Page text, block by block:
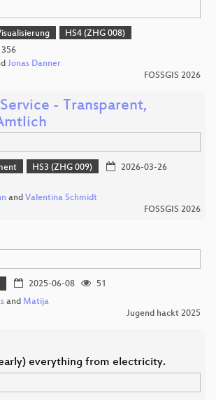
HS4 (ZHG 008)
356
Jonas Danner
FOSSGIS 2026
- Transparent,
HS3 (ZHG 009)
2026-03-26
and Valentina Schmidt
FOSSGIS 2026
2025-06-08
51
and Matija
Jugend hackt 2025
everything from electricity.